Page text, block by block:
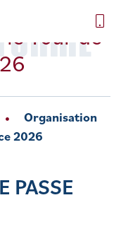
Tour de
Organisation
2026
PASSE